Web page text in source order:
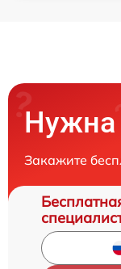
Нужна
Закажите